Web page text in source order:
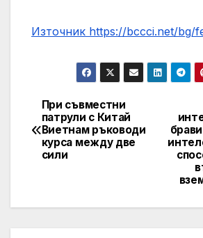
Източник https://bccci.net/bg/
Post
navigation
При съвместни
патрули с Китай
Виетнам ръководи
курса между две
сили